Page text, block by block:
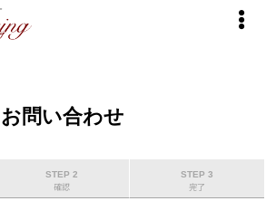
お問い合わせ
STEP 2
確認
STEP 3
完了